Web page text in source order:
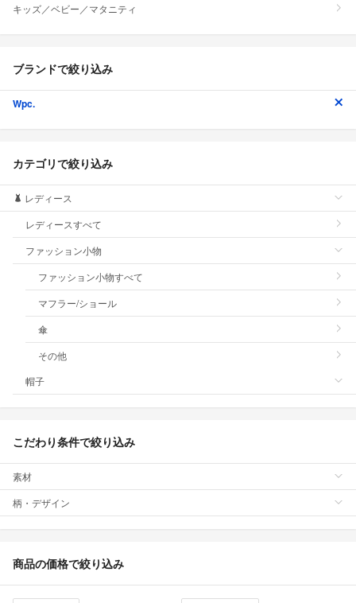
キッズ／ベビー／マタニティ
ブランドで絞り込み
Wpc.
カテゴリで絞り込み
レディース
レディースすべて
ファッション小物
ファッション小物すべて
マフラー/ショール
傘
その他
帽子
こだわり条件で絞り込み
素材
柄・デザイン
商品の価格で絞り込み